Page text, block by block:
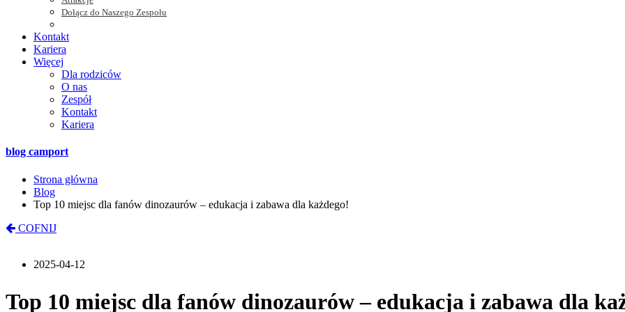
Dołącz do Naszego Zespołu
Kontakt
Kariera
Więcej
Dla rodziców
O nas
Zespół
Kontakt
Kariera
blog camport
Strona główna
Blog
Top 10 miejsc dla fanów dinozaurów – edukacja i zabawa dla każdego!
COFNIJ
2025-04-12
Top 10 miejsc dla fanów dinozaurów – edukacja i zabawa dla